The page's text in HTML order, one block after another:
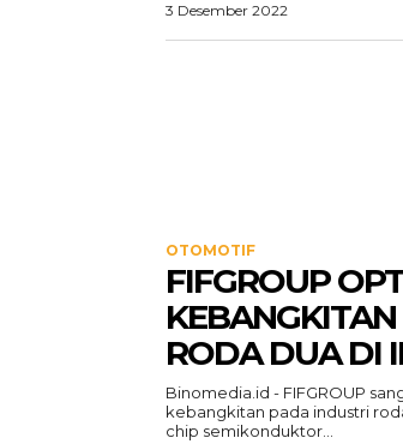
3 Desember 2022
OTOMOTIF
FIFGROUP
RODA DUA DI
Binomedia.id - FIFGROUP
kebangkitan pada industri
chip semikonduktor...